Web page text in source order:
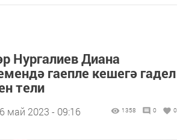
Нургалиев Диана
гаепле кешегә гадел
тели
май 2023 - 09:16 1358 0 0